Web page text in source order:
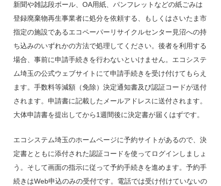
新聞や雑誌段ボール、OA用紙、パンフレットなどの紙ごみは
登録廃棄物再生事業者に処分を依頼する、もしくはさいたま市
指定の施設であるエコペーパーリサイクルセンター見沼への持
ち込みのいずれかの方法で処理してください。後者を利用する
場合、事前に申請手続きを行わないといけません。エコシステ
ム埼玉の公式ウェブサイトにて申請手続きを受け付けてもらえ
ます。手数料等減額（免除）決定通知書及び認証コードが送付
されます。申請書に記載したメールアドレスに送付されます。
大体申請書を提出してから1週間後に決定書が届くはずです。
エコシステム埼玉のホームページに予約サイトがあるので、決
定書とともに添付された認証コードを使ってログインしましょ
う。そして画面の指示に従って予約手続きを進めます。予約手
続きはWeb申込のみの受付です。電話では受け付けていないの